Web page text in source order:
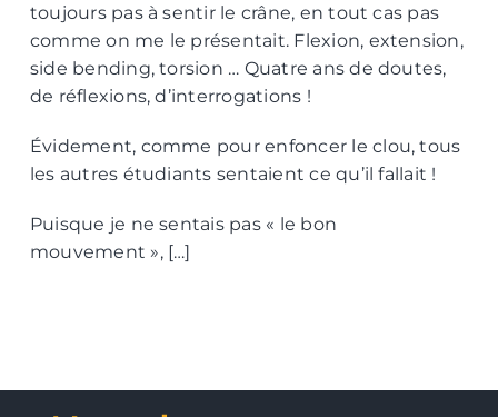
toujours pas à sentir le crâne, en tout cas pas
comme on me le présentait. Flexion, extension,
side bending, torsion … Quatre ans de doutes,
de réflexions, d’interrogations !
Évidement, comme pour enfoncer le clou, tous
les autres étudiants sentaient ce qu’il fallait !
Puisque je ne sentais pas « le bon
mouvement », […]